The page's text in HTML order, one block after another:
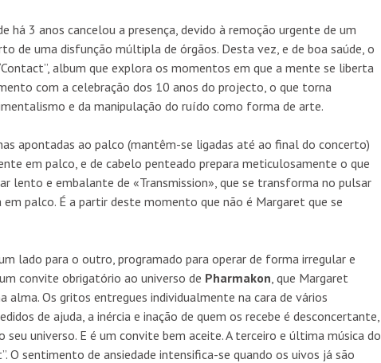
há 3 anos cancelou a presença, devido à remoção urgente de um
de uma disfunção múltipla de órgãos. Desta vez, e de boa saúde, o
album que explora os momentos em que a mente se liberta
com a celebração dos 10 anos do projecto, o que torna
e da manipulação do ruído como forma de arte.
apontadas ao palco (mantêm-se ligadas até ao final do concerto)
em palco, e de cabelo penteado prepara meticulosamente o que
lento e embalante de «Transmission», que se transforma no pulsar
em palco. É a partir deste momento que não é Margaret que se
lado para o outro, programado para operar de forma irregular e
convite obrigatório ao universo de Pharmakon , que Margaret
alma. Os gritos entregues individualmente na cara de vários
de ajuda, a inércia e inação de quem os recebe é desconcertante,
seu universo. E é um convite bem aceite. A terceiro e última música do
sentimento de ansiedade intensifica-se quando os uivos já são